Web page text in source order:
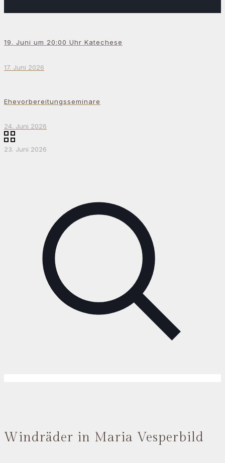
19. Juni um 20:00 Uhr Katechese
17. Juni 2026
Ehevorbereitungsseminare
24. Juni 2026
23. Juni 2026
Windräder in Maria Vesperbild